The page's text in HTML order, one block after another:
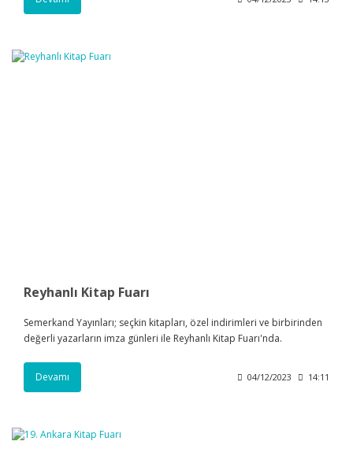
Reyhanlı Kitap Fuarı
Semerkand Yayınları; seçkin kitapları, özel indirimleri ve birbirinden
değerli yazarların imza günleri ile Reyhanlı Kitap Fuarı'nda.
Devamı 04/12/2023 14:11